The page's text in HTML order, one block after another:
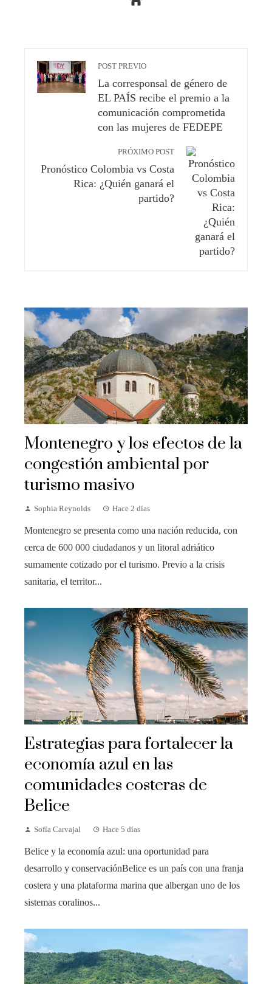
POST PREVIO
La corresponsal de género de
EL PAÍS recibe el premio a la
comunicación comprometida
con las mujeres de FEDEPE
PRÓXIMO POST
Pronóstico Colombia vs Costa
Rica: ¿Quién ganará el
partido?
Montenegro y los efectos de la
congestión ambiental por
turismo masivo
Sophia Reynolds Hace 2 días
Montenegro se presenta como una nación reducida, con
cerca de 600 000 ciudadanos y un litoral adriático
sumamente cotizado por el turismo. Previo a la crisis
sanitaria, el territor...
Estrategias para fortalecer la
economía azul en las
comunidades costeras de
Belice
Sofía Carvajal Hace 5 días
Belice y la economía azul: una oportunidad para
desarrollo y conservaciónBelice es un país con una franja
costera y una plataforma marina que albergan uno de los
sistemas coralinos...